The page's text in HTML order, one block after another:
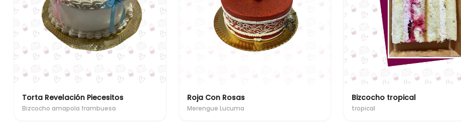
Torta Revelación Piecesitos
Bizcocho amapola frambuesa
Roja Con Rosas
Merengue Lucuma
Bizcocho tropical
tropical